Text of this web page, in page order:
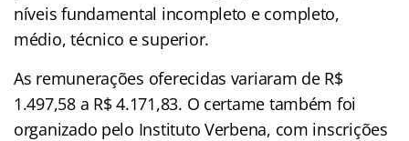
níveis fundamental incompleto e completo,
médio, técnico e superior.
As remunerações oferecidas variaram de R$
1.497,58 a R$ 4.171,83. O certame também foi
organizado pelo Instituto Verbena, com inscrições